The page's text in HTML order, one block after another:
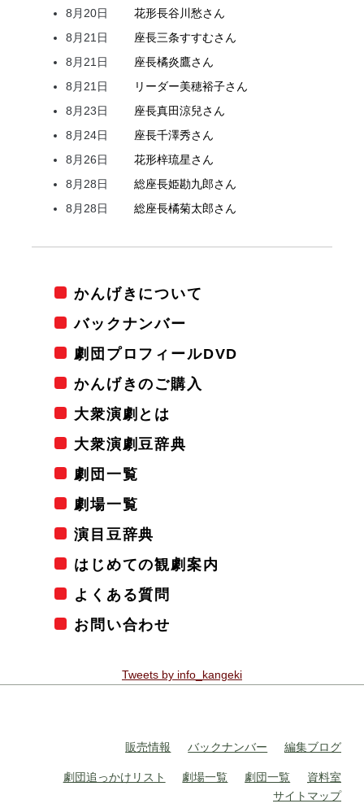
8月20日
花形長谷川愁さん
8月21日
座長三条すすむさん
8月21日
座長橘炎鷹さん
8月21日
リーダー美穂裕子さん
8月23日
座長真田涼兒さん
8月24日
座長千澤秀さん
8月26日
花形梓琉星さん
8月28日
総座長姫勘九郎さん
8月28日
総座長橘菊太郎さん
かんげきについて
バックナンバー
劇団プロフィールDVD
かんげきのご購入
大衆演劇とは
大衆演劇豆辞典
劇団一覧
劇場一覧
演目豆辞典
はじめての観劇案内
よくある質問
お問い合わせ
Tweets by info_kangeki
販売情報 バックナンバー 編集ブログ
劇団追っかけリスト 劇場一覧 劇団一覧
資料室
サイトマップ